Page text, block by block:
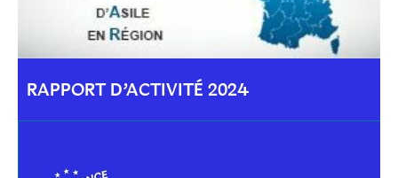
RAPPORT D’ACTIVITÉ 2024